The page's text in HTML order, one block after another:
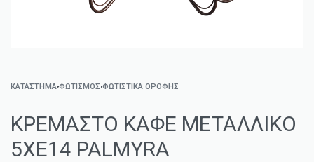
ΚΑΤΑΣΤΗΜΑ›ΦΩΤΙΣΜΌΣ›ΦΩΤΙΣΤΙΚΆ ΟΡΟΦΉΣ
ΚΡΕΜΑΣΤΟ ΚΑΦΕ ΜΕΤΑΛΛΙΚΟ
5ΧΕ14 PALMYRA